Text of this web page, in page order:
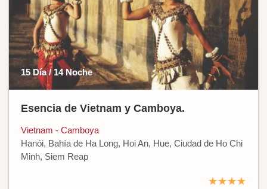
15 Día / 14 Noche
Esencia de Vietnam y Camboya.
Vietnam - Camboya
Hanói, Bahía de Ha Long, Hoi An, Hue, Ciudad de Ho Chi
Minh, Siem Reap
★★★★